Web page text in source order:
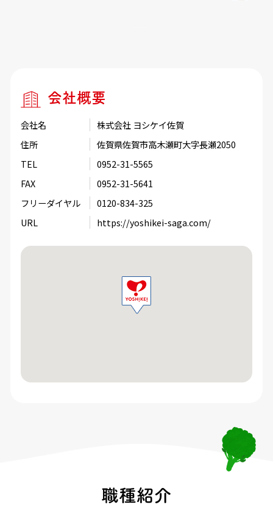
会社概要
会社名
株式会社 ヨシケイ佐賀
住所
佐賀県佐賀市高木瀬町大字長瀬2050
TEL
0952-31-5565
FAX
0952-31-5641
フリーダイヤル
0120-834-325
URL
https://yoshikei-saga.com/
職種紹介